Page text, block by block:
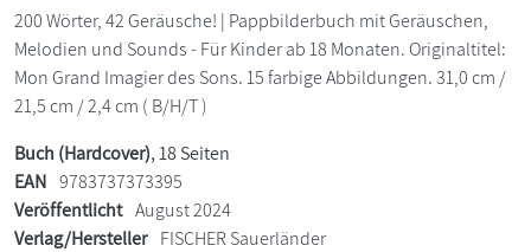
200 Wörter, 42 Geräusche! | Pappbilderbuch mit Geräuschen,
Melodien und Sounds - Für Kinder ab 18 Monaten. Originaltitel:
Mon Grand Imagier des Sons. 15 farbige Abbildungen. 31,0 cm /
21,5 cm / 2,4 cm ( B/H/T )
Buch (Hardcover), 18 Seiten
EAN 9783737373395
Veröffentlicht August 2024
Verlag/Hersteller FISCHER Sauerländer